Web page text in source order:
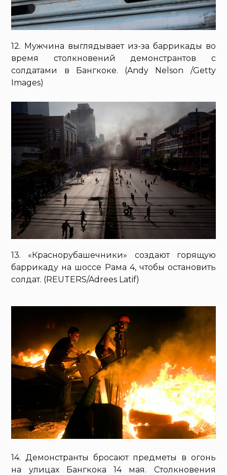
12. Мужчина выглядывает из-за баррикады во
время столкновений демонстрантов с
солдатами в Бангкоке. (Andy Nelson /Getty
Images)
13. «Краснорубашечники» создают горящую
баррикаду на шоссе Рама 4, чтобы остановить
солдат. (REUTERS/Adrees Latif)
14. Демонстранты бросают предметы в огонь
на улицах Бангкока 14 мая. Столкновения